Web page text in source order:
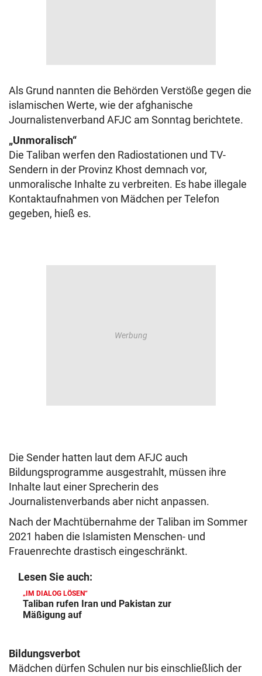
Als Grund nannten die Behörden Verstöße gegen die
islamischen Werte, wie der afghanische
Journalistenverband AFJC am Sonntag berichtete.
„Unmoralisch“
Die Taliban werfen den Radiostationen und TV-
Sendern in der Provinz Khost demnach vor,
unmoralische Inhalte zu verbreiten. Es habe illegale
Kontaktaufnahmen von Mädchen per Telefon
gegeben, hieß es.
Die Sender hatten laut dem AFJC auch
Bildungsprogramme ausgestrahlt, müssen ihre
Inhalte laut einer Sprecherin des
Journalistenverbands aber nicht anpassen.
Nach der Machtübernahme der Taliban im Sommer
2021 haben die Islamisten Menschen- und
Frauenrechte drastisch eingeschränkt.
Lesen Sie auch:
„IM DIALOG LÖSEN“
Taliban rufen Iran und Pakistan zur
Mäßigung auf
Bildungsverbot
Mädchen dürfen Schulen nur bis einschließlich der